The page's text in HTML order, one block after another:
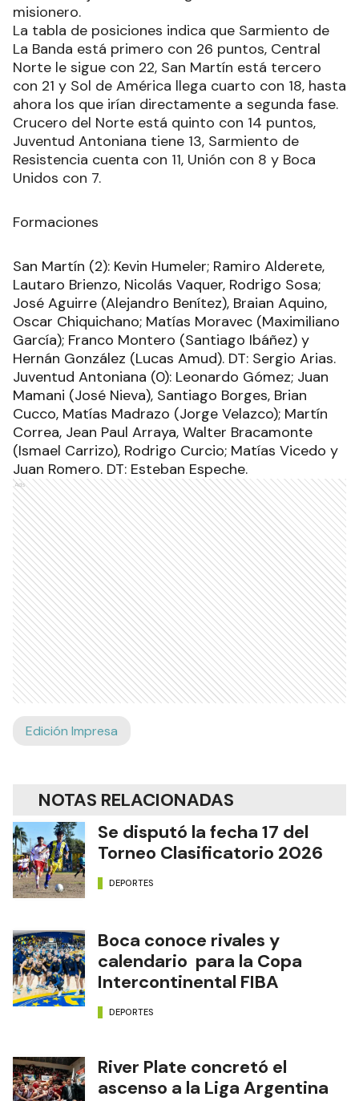
misionero.
La tabla de posiciones indica que Sarmiento de
La Banda está primero con 26 puntos, Central
Norte le sigue con 22, San Martín está tercero
con 21 y Sol de América llega cuarto con 18, hasta
ahora los que irían directamente a segunda fase.
Crucero del Norte está quinto con 14 puntos,
Juventud Antoniana tiene 13, Sarmiento de
Resistencia cuenta con 11, Unión con 8 y Boca
Unidos con 7.
Formaciones
San Martín (2): Kevin Humeler; Ramiro Alderete,
Lautaro Brienzo, Nicolás Vaquer, Rodrigo Sosa;
José Aguirre (Alejandro Benítez), Braian Aquino,
Oscar Chiquichano; Matías Moravec (Maximiliano
García); Franco Montero (Santiago Ibáñez) y
Hernán González (Lucas Amud). DT: Sergio Arias.
Juventud Antoniana (0): Leonardo Gómez; Juan
Mamani (José Nieva), Santiago Borges, Brian
Cucco, Matías Madrazo (Jorge Velazco); Martín
Correa, Jean Paul Arraya, Walter Bracamonte
(Ismael Carrizo), Rodrigo Curcio; Matías Vicedo y
Juan Romero. DT: Esteban Espeche.
Ads
Edición Impresa
NOTAS RELACIONADAS
Se disputó la fecha 17 del
Torneo Clasificatorio 2026
DEPORTES
Boca conoce rivales y
calendario para la Copa
Intercontinental FIBA
DEPORTES
River Plate concretó el
ascenso a la Liga Argentina